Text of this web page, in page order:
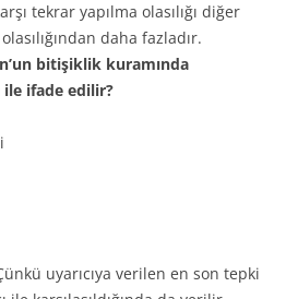
tekrar yapılma olasılığı diğer
daha fazladır.
bitişiklik kuramında
ile ifade edilir?
uyarıcıya verilen en son tepki